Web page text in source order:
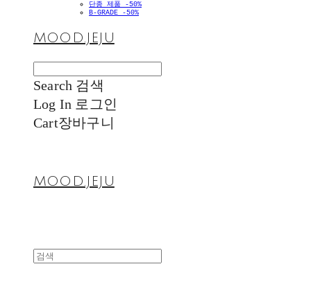
단종 제품 -50%
B-GRADE -50%
MOOD.JEJU
Search 검색
Log In 로그인
Cart장바구니
MOOD.JEJU